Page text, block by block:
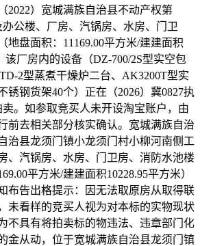
2022）宽城满族自治县不动产权第
办公楼、厂房、汽锅房、水房、门卫
地盘面积：11169.00平方米/建建面积
该厂房内的设备（DZ-700/2S型实空包
2型蒸煮干燥炉二台、AK3200T型实
锈钢货架40个）正在（2026）冀0827执
。如参取竞买人未开设淘宝账户，由
前去相关部分核实确认。宽城满族自治
治县龙须门镇小龙须门村小柳河南侧工
、汽锅房、水房、门卫房、消防水池楼
平方米/建建面积10228.95平方米）
布告出格提示：因无法取原房从取得联
未看样的竞买人视为对本标的实物现状
不具有将拍卖标的物违法、违章部门化
金从动，位于宽城满族自治县龙须门镇